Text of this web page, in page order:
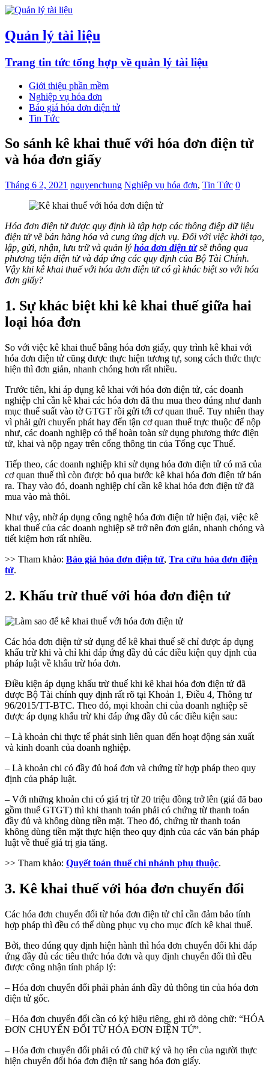
Quản lý tài liệu
Trang tin tức tổng hợp về quản lý tài liệu
Giới thiệu phần mềm
Nghiệp vụ hóa đơn
Báo giá hóa đơn điện tử
Tin Tức
So sánh kê khai thuế với hóa đơn điện tử
và hóa đơn giấy
Tháng 6 2, 2021 nguyenchung Nghiệp vụ hóa đơn, Tin Tức 0
Hóa đơn điện tử được quy định là tập hợp các thông điệp dữ liệu
điện tử về bán hàng hóa và cung ứng dịch vụ. Đối với việc khởi tạo,
lập, gửi, nhận, lưu trữ và quản lý hóa đơn điện tửsẽ thông qua
phương tiện điện tử và đáp ứng các quy định của Bộ Tài Chính.
Vậy khi kê khai thuế với hóa đơn điện tử có gì khác biệt so với hóa
đơn giấy?
1. Sự khác biệt khi kê khai thuế giữa hai
loại hóa đơn
So với việc kê khai thuế bằng hóa đơn giấy, quy trình kê khai với
hóa đơn điện tử cũng được thực hiện tương tự, song cách thức thực
hiện thì đơn giản, nhanh chóng hơn rất nhiều.
Trước tiên, khi áp dụng kê khai với hóa đơn điện tử, các doanh
nghiệp chỉ cần kê khai các hóa đơn đã thu mua theo đúng như danh
mục thuế suất vào tờ GTGT rồi gửi tới cơ quan thuế. Tuy nhiên thay
vì phải gửi chuyển phát hay đến tận cơ quan thuế trực thuộc để nộp
như, các doanh nghiệp có thể hoàn toàn sử dụng phương thức điện
tử, khai và nộp ngay trên cổng thông tin của Tổng cục Thuế.
Tiếp theo, các doanh nghiệp khi sử dụng hóa đơn điện tử có mã của
cơ quan thuế thì còn được bỏ qua bước kê khai hóa đơn điện tử bán
ra. Thay vào đó, doanh nghiệp chỉ cần kê khai hóa đơn điện tử đã
mua vào mà thôi.
Như vậy, nhờ áp dụng công nghệ hóa đơn điện tử hiện đại, việc kê
khai thuế của các doanh nghiệp sẽ trở nên đơn giản, nhanh chóng và
tiết kiệm hơn rất nhiều.
>> Tham khảo: Báo giá hóa đơn điện tử, Tra cứu hóa đơn điện
tử.
2. Khấu trừ thuế với hóa đơn điện tử
Các hóa đơn điện tử sử dụng để kê khai thuế sẽ chỉ được áp dụng
khấu trừ khi và chỉ khi đáp ứng đầy đủ các điều kiện quy định của
pháp luật về khấu trừ hóa đơn.
Điều kiện áp dụng khấu trừ thuế khi kê khai hóa đơn điện tử đã
được Bộ Tài chính quy định rất rõ tại Khoản 1, Điều 4, Thông tư
96/2015/TT-BTC. Theo đó, mọi khoản chi của doanh nghiệp sẽ
được áp dụng khấu trừ khi đáp ứng đầy đủ các điều kiện sau:
– Là khoản chi thực tế phát sinh liên quan đến hoạt động sản xuất
và kinh doanh của doanh nghiệp.
– Là khoản chi có đầy đủ hoá đơn và chứng từ hợp pháp theo quy
định của pháp luật.
– Với những khoản chi có giá trị từ 20 triệu đồng trở lên (giá đã bao
gồm thuế GTGT) thì khi thanh toán phải có chứng từ thanh toán
đầy đủ và không dùng tiền mặt. Theo đó, chứng từ thanh toán
không dùng tiền mặt thực hiện theo quy định của các văn bản pháp
luật về thuế giá trị gia tăng.
>> Tham khảo: Quyết toán thuế chi nhánh phụ thuộc.
3. Kê khai thuế với hóa đơn chuyển đổi
Các hóa đơn chuyển đổi từ hóa đơn điện tử chỉ cần đảm bảo tính
hợp pháp thì đều có thể dùng phục vụ cho mục đích kê khai thuế.
Bởi, theo đúng quy định hiện hành thì hóa đơn chuyển đổi khi đáp
ứng đầy đủ các tiêu thức hóa đơn và quy định chuyển đổi thì đều
được công nhận tính pháp lý:
– Hóa đơn chuyển đổi phải phản ánh đầy đủ thông tin của hóa đơn
điện tử gốc.
– Hóa đơn chuyển đổi cần có ký hiệu riêng, ghi rõ dòng chữ: “HÓA
ĐƠN CHUYỂN ĐỔI TỪ HÓA ĐƠN ĐIỆN TỬ”.
– Hóa đơn chuyển đổi phải có đủ chữ ký và họ tên của người thực
hiện chuyển đổi hóa đơn điện tử sang hóa đơn giấy.